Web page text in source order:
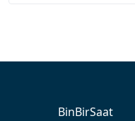
BinBirSaat